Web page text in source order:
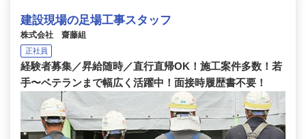
建設現場の足場工事スタッフ
株式会社 齋藤組
正社員
経験者募集／昇給随時／直行直帰OK！施工案件多数！若
手〜ベテランまで幅広く活躍中！面接時履歴書不要！